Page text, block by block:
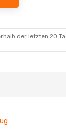
der letzten 20